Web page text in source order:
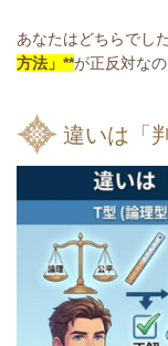
あなたはどちらでし
方法」**が正反対なの
違いは「